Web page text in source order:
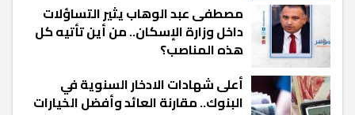
مصطفى عبد الوهاب يثير التساؤلات
داخل وزارة الإسكان.. من أين تأتيه كل
هذه المناصب؟
أعلى شهادات الادخار السنوية في
البنوك.. مقارنة العائد وأفضل الخيارات